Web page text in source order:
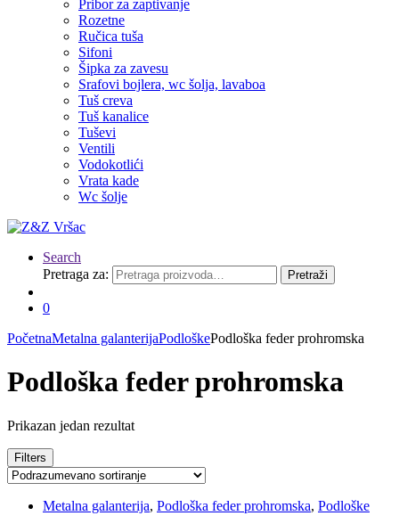
Pribor za zaptivanje
Rozetne
Ručica tuša
Sifoni
Šipka za zavesu
Srafovi bojlera, wc šolja, lavaboa
Tuš creva
Tuš kanalice
Tuševi
Ventili
Vodokotlići
Vrata kade
Wc šolje
Search
Pretraga za:
Pretraži
0
PočetnaMetalna galanterijaPodloškePodloška feder prohromska
Podloška feder prohromska
Prikazan jedan rezultat
Filters
Metalna galanterija, Podloška feder prohromska, Podloške